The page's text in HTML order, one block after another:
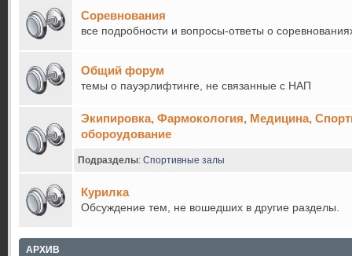
Соревнования
все подробности и вопросы-ответы о
Общий форум
темы о пауэрлифтинге, не связанные с НАП
Экипировка, Фармокология, Медицина,
обороудование
Подразделы: Спортивные залы
Курилка
Обсуждение тем, не вошедших в другие разделы.
АРХИВ